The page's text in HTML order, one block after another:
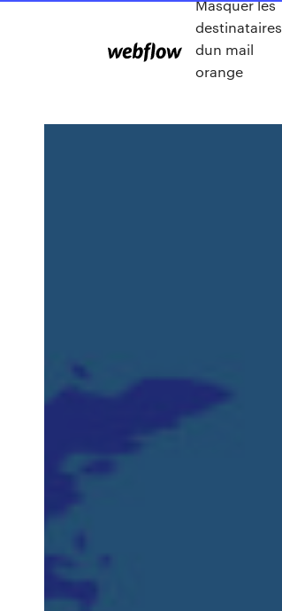
Masquer les
destinataires
dun mail
orange